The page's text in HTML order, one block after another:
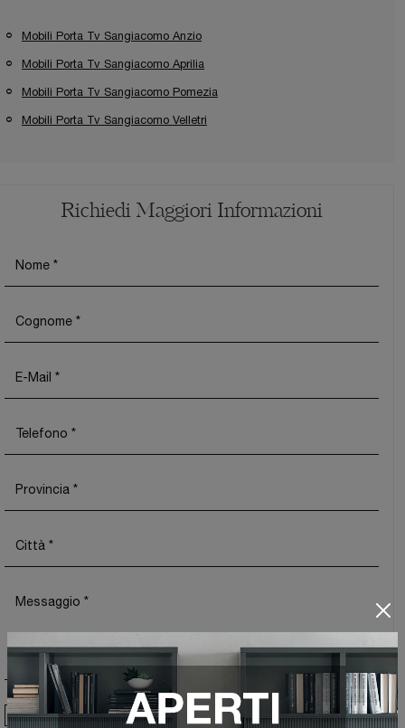
Mobili Porta Tv Sangiacomo Anzio
Mobili Porta Tv Sangiacomo Aprilia
Mobili Porta Tv Sangiacomo Pomezia
Mobili Porta Tv Sangiacomo Velletri
Richiedi Maggiori Informazioni
Ho preso visione dellaPrivacy Policy